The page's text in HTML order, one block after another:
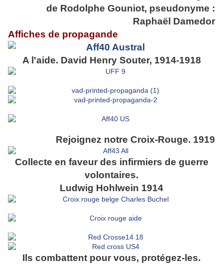
de Rodolphe Gouniot, pseudonyme :
Raphaël Damedor
Affiches de propagande
A l'aide. David Henry Souter, 1914-1918
Rejoignez notre Croix-Rouge. 1919
Collecte en faveur des infirmiers de guerre
volontaires.
Ludwig Hohlwein 1914
Ils combattent pour vous, protégez-les.